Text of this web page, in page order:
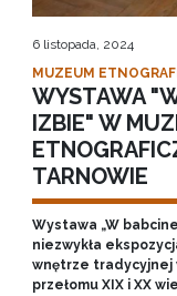
6 listopada, 2024
MUZEUM
WYSTAWA
IZBIE" W
TARNOWIE
Wystawa „W
niezwykła
wnętrze tradycyjnej
przełomu XIX i XX